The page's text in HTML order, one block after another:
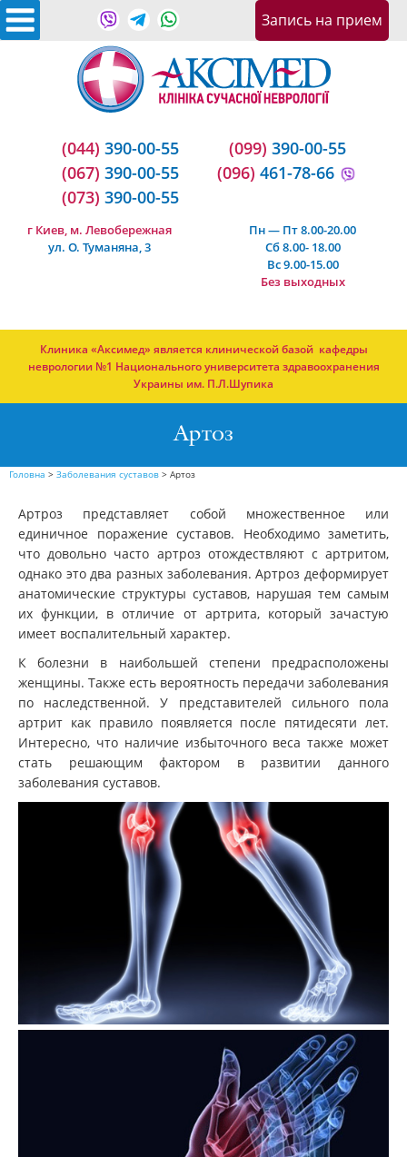
Запись на приeм
(044) 390-00-55
(067) 390-00-55
(073) 390-00-55
(099) 390-00-55
(096) 461-78-66
г Киев, м. Левобережная
ул. О. Туманяна, 3
Пн — Пт 8.00-20.00
Сб 8.00- 18.00
Вс 9.00-15.00
Без выходных
Клиника «Аксимед» является клинической базой кафедры
неврологии №1 Национального университета здравоохранения
Украины им. П.Л.Шупика
Артоз
Головна > Заболевания суставов > Артоз
Артроз представляет собой множественное или
единичное поражение суставов. Необходимо заметить,
что довольно часто артроз отождествляют с артритом,
однако это два разных заболевания. Артроз деформирует
анатомические структуры суставов, нарушая тем самым
их функции, в отличие от артрита, который зачастую
имеет воспалительный характер.
К болезни в наибольшей степени предрасположены
женщины. Также есть вероятность передачи заболевания
по наследственной. У представителей сильного пола
артрит как правило появляется после пятидесяти лет.
Интересно, что наличие избыточного веса также может
стать решающим фактором в развитии данного
заболевания суставов.